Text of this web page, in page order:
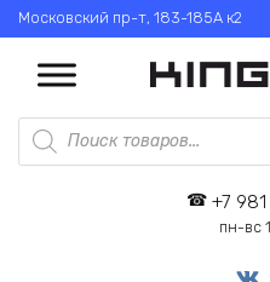
Перейти
к
содержанию
Московский пр-т, 183-185А к2
Поиск
товаров
+7
пн-вс